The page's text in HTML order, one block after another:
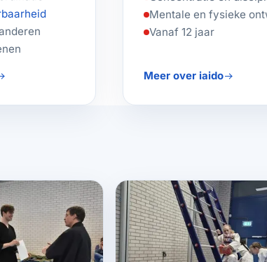
Mentale en fysieke
Vanaf 12 jaar
Meer over iaido